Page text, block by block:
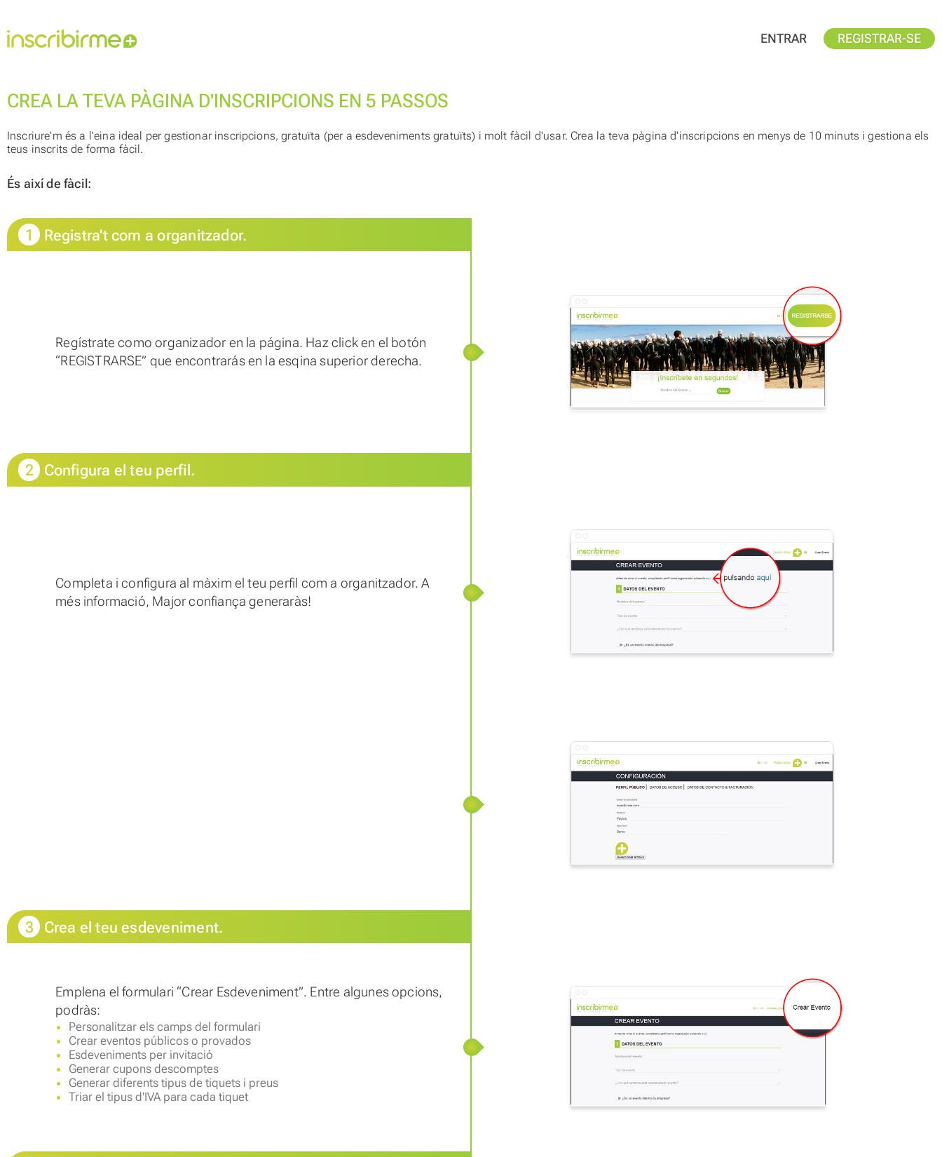
ENTRAR REGISTRAR-SE
CREA LA TEVA PÀGINA D'INSCRIPCIONS EN 5 PASSOS
Inscriure'm és a l'eina ideal per gestionar inscripcions, gratuïta (per a esdeveniments gratuïts) i molt fàcil d'usar. Crea la teva pàgina d'inscripcions en menys de 10 minuts i gestiona els
teus inscrits de forma fàcil.
És així de fàcil:
1 Registra't com a organitzador.
Regístrate como organizador en la página. Haz click en el botón
“REGISTRARSE” que encontrarás en la esqina superior derecha.
2 Configura el teu perfil.
Completa i configura al màxim el teu perfil com a organitzador. A
més informació, Major confiança generaràs!
3 Crea el teu esdeveniment.
Emplena el formulari “Crear Esdeveniment”. Entre algunes opcions,
podràs:
Personalitzar els camps del formulari
Crear eventos públicos o provados
Esdeveniments per invitació
Generar cupons descomptes
Generar diferents tipus de tiquets i preus
Triar el tipus d'IVA para cada tiquet